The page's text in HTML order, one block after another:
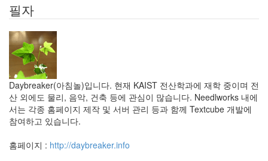
필자
Daybreaker(아침놀)입니다. 현재 KAIST 전산학과에 재학 중이며 전
산 외에도 물리, 음악, 건축 등에 관심이 많습니다. Needlworks 내에
서는 각종 홈페이지 제작 및 서버 관리 등과 함께 Textcube 개발에
참여하고 있습니다.
홈페이지 : http://daybreaker.info
리
아
픈
이
야
기
35
Recent
Posts
텍